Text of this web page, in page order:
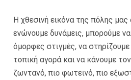
Η χθεσινή εικόνα της πόλης μας
ενώνουμε δυνάμεις, μπορούμε
όμορφες στιγμές, να
τοπική αγορά και να κάνουμε
ζωντανό, πιο φωτεινό, πιο